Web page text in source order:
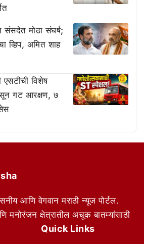
मोठा संघर्ष;
व्हिप, अमित शाह
एसटीची विशेष
गट आरक्षण, ७
आणि वेगवान मराठी न्यूज पोर्टल.
मनोरंजन क्षेत्रातील अचूक बातम्यांसाठी
Quick Links